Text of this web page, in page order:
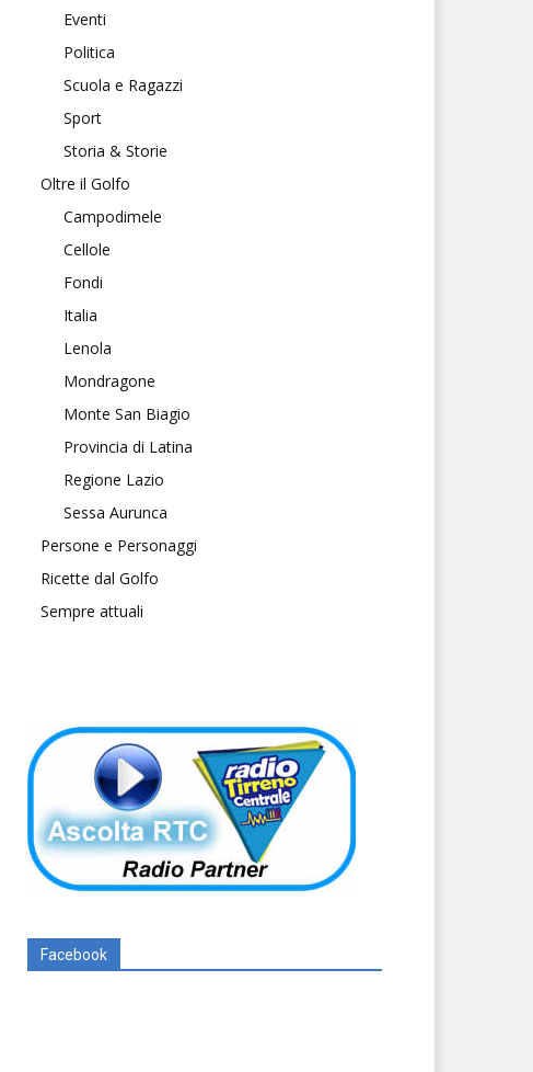
Eventi
Politica
Scuola e Ragazzi
Sport
Storia & Storie
Oltre il Golfo
Campodimele
Cellole
Fondi
Italia
Lenola
Mondragone
Monte San Biagio
Provincia di Latina
Regione Lazio
Sessa Aurunca
Persone e Personaggi
Ricette dal Golfo
Sempre attuali
Facebook